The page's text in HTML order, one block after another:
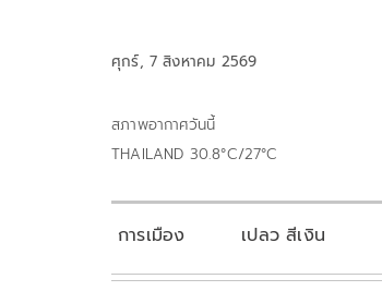
ศุกร์, 7 สิงหาคม 2569
สภาพอากาศวันนี้
THAILAND 30.8°C/27°C
การเมือง เปลว สีเงิน